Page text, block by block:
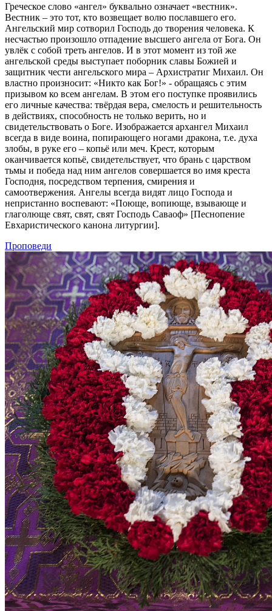
Греческое слово «ангел» буквально означает «вестник».
Вестник – это тот, кто возвещает волю пославшего его.
Ангельский мир сотворил Господь до творения человека. К
несчастью произошло отпадение высшего ангела от Бога. Он
увлёк с собой треть ангелов. И в этот момент из той же
ангельской среды выступает поборник славы Божией и
защитник чести ангельского мира – Архистратиг Михаил. Он
властно произносит: «Никто как Бог!» - обращаясь с этим
призывом ко всем ангелам. В этом его поступке проявились
его личные качества: твёрдая вера, смелость и решительность
в действиях, способность не только верить, но и
свидетельствовать о Боге. Изображается архангел Михаил
всегда в виде воина, попирающего ногами дракона, т.е. духа
злобы, в руке его – копьё или меч. Крест, которым
оканчивается копьё, свидетельствует, что брань с царством
тьмы и победа над ним ангелов совершается во имя креста
Господня, посредством терпения, смирения и
самоотвержения. Ангелы всегда видят лицо Господа и
непристанно воспевают: «Поюще, вопиюще, взывающе и
глаголюще свят, свят, свят Господь Саваоф» [Песнопение
Евхаристического канона литургии].
Проповеди